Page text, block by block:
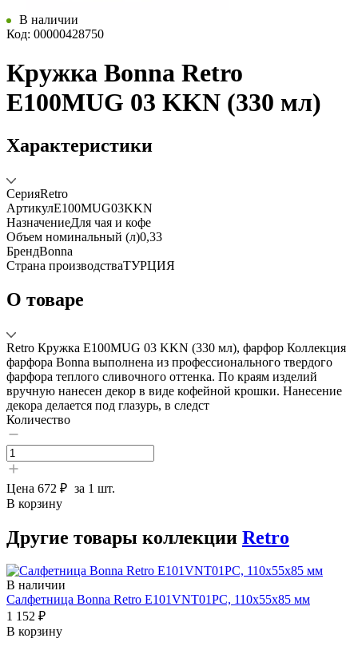
В наличии
Код: 00000428750
Кружка Bonna Retro
E100MUG 03 KKN (330 мл)
Характеристики
СерияRetro
АртикулE100MUG03KKN
НазначениеДля чая и кофе
Объем номинальный (л)0,33
БрендBonna
Страна производстваТУРЦИЯ
О товаре
Retro Кружка E100MUG 03 KKN (330 мл), фарфор Коллекция
фарфора Bonna выполнена из профессионального твердого
фарфора теплого сливочного оттенка. По краям изделий
вручную нанесен декор в виде кофейной крошки. Нанесение
декора делается под глазурь, в следст
Количество
Цена 672 ₽ за 1 шт.
В корзину
Другие товары коллекции Retro
В наличии
Салфетница Bonna Retro E101VNT01PC, 110х55х85 мм
1 152 ₽
В корзину